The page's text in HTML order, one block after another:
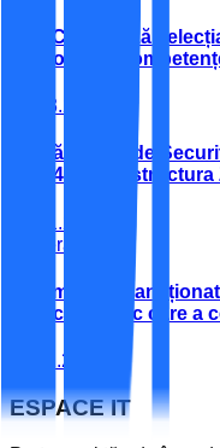
DNSC lansează
dezvoltarea
27.03.2026
Alertă Critică de
22844 în
28.01.2026
General
O companie
atac cibernetic care a
11.12.2025
ESPACEIT